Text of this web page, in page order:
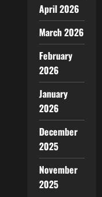
April 2026
March 2026
February
2026
January
2026
December
2025
November
2025